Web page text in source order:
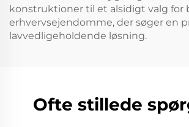
konstruktioner til et alsidigt valg for
erhvervsejendomme, der søger en
lavvedligeholdende løsning.
Ofte stillede